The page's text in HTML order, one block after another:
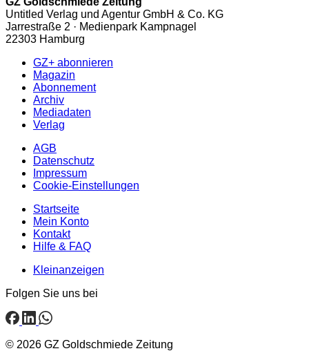
Untitled Verlag und Agentur GmbH & Co. KG
Jarrestraße 2 · Medienpark Kampnagel
22303 Hamburg
GZ+ abonnieren
Magazin
Abonnement
Archiv
Mediadaten
Verlag
AGB
Datenschutz
Impressum
Cookie-Einstellungen
Startseite
Mein Konto
Kontakt
Hilfe & FAQ
Kleinanzeigen
Folgen Sie uns bei
© 2026 GZ Goldschmiede Zeitung